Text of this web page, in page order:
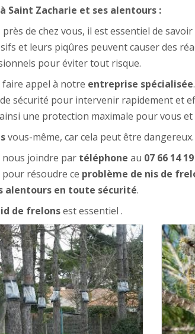
Saint Zacharie et ses alentours :
près de chez vous, il est essentiel de savoir
et leurs piqûres peuvent causer des
pour éviter tout risque.
faire appel à notre entreprise spécialisée
sécurité pour intervenir rapidement et
une protection maximale pour vous
vous-même, car cela peut être dangereux.
joindre par téléphone au 07 66 14
résoudre ce problème de nis de
alentours en toute sécurité.
de frelonsest essentiel .